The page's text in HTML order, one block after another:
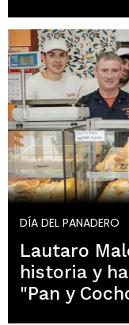
DÍA DEL PANADERO
Lautaro
historia y
"Pan y